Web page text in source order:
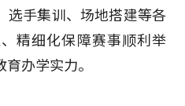
选手集训、场地搭建等各
精细化保障赛事顺利举
办学实力。